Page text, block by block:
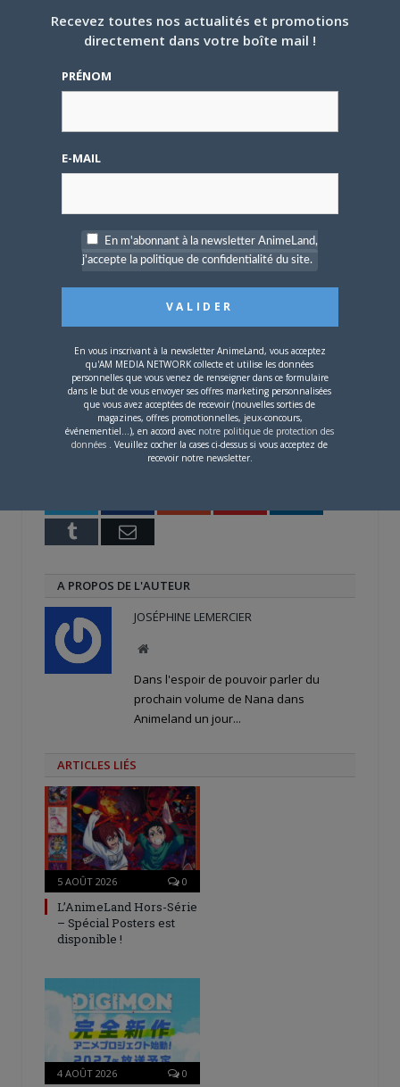
Si nos magazines vous plaisent,n’hésitez pas à vous
abonner juste ici !
Share this:
Cliquez
pour
partager
sur
Twitter(ouvre
dans
Cliquez
pour
partager
sur
Facebook(ouvre
dans
Cliquez
pour
partager
sur
Google+
(ouvre
dans
Tumblr Email
A PROPOS DE L'AUTEUR
JOSÉPHINE LEMERCIER
Site
Dans l'espoir de pouvoir parler du
prochain volume de Nana dans
Animeland un jour...
ARTICLES LIÉS
5 AOÛT 2026 0
L’AnimeLand Hors-Série
– Spécial Posters est
disponible !
4 AOÛT 2026 0
Recevez toutes nos actualités et promotions
directement dans votre boîte mail !
PRÉNOM
E-MAIL
En m'abonnant à la newsletter AnimeLand,
j'accepte la politique de confidentialité du site.
En vous inscrivant à la newsletter AnimeLand, vous acceptez
qu'AM MEDIA NETWORK collecte et utilise les données
personnelles que vous venez de renseigner dans ce formulaire
dans le but de vous envoyer ses offres marketing personnalisées
que vous avez acceptées de recevoir (nouvelles sorties de
magazines, offres promotionnelles, jeux-concours,
événementiel...), en accord avec notre politique de protection des
données . Veuillez cocher la cases ci-dessus si vous acceptez de
recevoir notre newsletter.